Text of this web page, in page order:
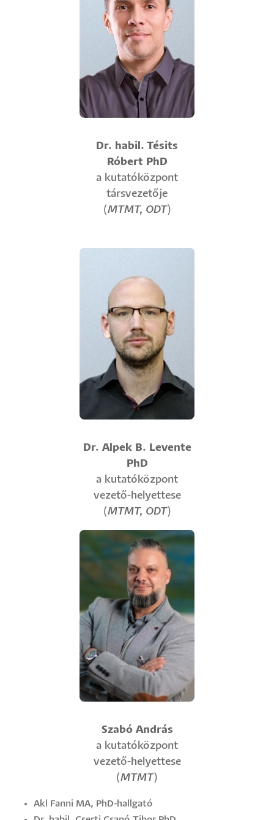
Dr. habil. Tésits
Róbert PhD
a kutatóközpont
társvezetője
(MTMT, ODT)
Dr. Alpek B. Levente
PhD
a kutatóközpont
vezető-helyettese
(MTMT, ODT)
Szabó András
a kutatóközpont
vezető-helyettese
(MTMT)
Akl Fanni MA, PhD-hallgató